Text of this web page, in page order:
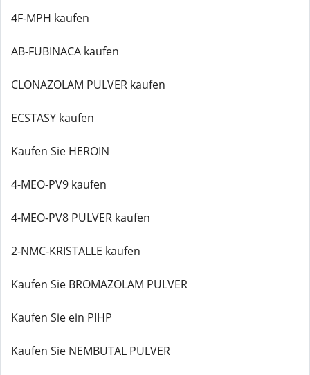
4F-MPH kaufen
AB-FUBINACA kaufen
CLONAZOLAM PULVER kaufen
ECSTASY kaufen
Kaufen Sie HEROIN
4-MEO-PV9 kaufen
4-MEO-PV8 PULVER kaufen
2-NMC-KRISTALLE kaufen
Kaufen Sie BROMAZOLAM PULVER
Kaufen Sie ein PIHP
Kaufen Sie NEMBUTAL PULVER